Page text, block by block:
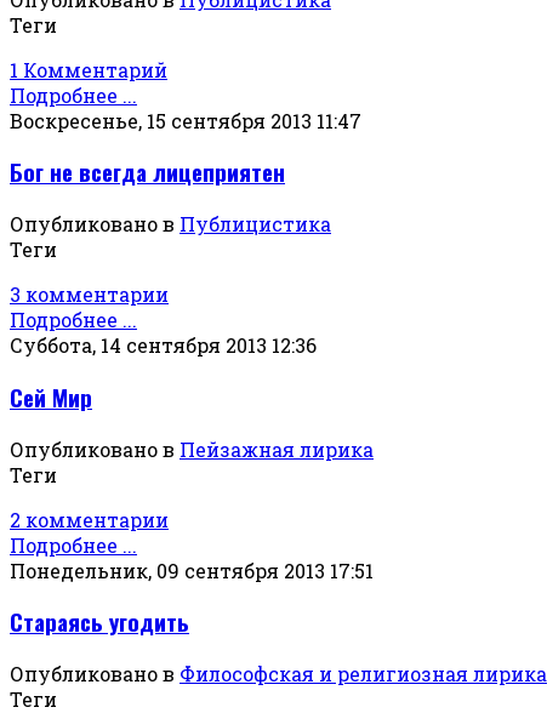
Теги
1 Комментарий
Подробнее ...
Воскресенье, 15 сентября 2013 11:47
Бог не всегда лицеприятен
Опубликовано в Публицистика
Теги
3 комментарии
Подробнее ...
Суббота, 14 сентября 2013 12:36
Сей Мир
Опубликовано в Пейзажная лирика
Теги
2 комментарии
Подробнее ...
Понедельник, 09 сентября 2013 17:51
Стараясь угодить
Опубликовано в Философская и религиозная лирика
Теги